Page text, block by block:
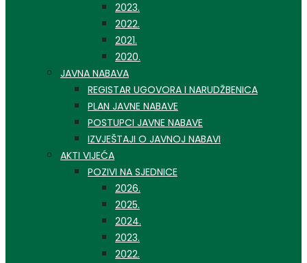
2023.
2022.
2021.
2020.
JAVNA NABAVA
REGISTAR UGOVORA I NARUDŽBENICA
PLAN JAVNE NABAVE
POSTUPCI JAVNE NABAVE
IZVJEŠTAJI O JAVNOJ NABAVI
AKTI VIJEĆA
POZIVI NA SJEDNICE
2026.
2025.
2024.
2023.
2022.